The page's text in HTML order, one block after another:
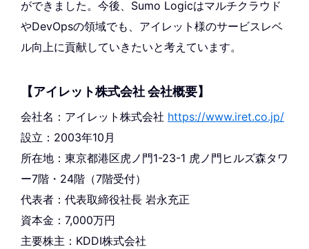
ができました。今後、Sumo Logicはマルチクラウド
やDevOpsの領域でも、アイレット様のサービスレベ
ル向上に貢献していきたいと考えています。
【アイレット株式会社 会社概要】
会社名：アイレット株式会社 https://www.iret.co.jp/
設立：2003年10月
所在地：東京都港区虎ノ門1-23-1 虎ノ門ヒルズ森タワ
ー7階・24階（7階受付）
代表者：代表取締役社長 岩永充正
資本金：7,000万円
主要株主：KDDI株式会社